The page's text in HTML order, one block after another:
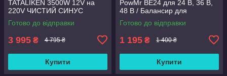
TATALIKEN 3500W 12V на
220V ЧИСТИЙ СИНУС
ІНВЕРТОР
Готово до відправки
3 995 ₴ 4 795 ₴
Купити
PowMr BE24 для 24 В, 36 В,
48 В / Балансир для
заряджання акумуляторів
Готово до відправки
1 195 ₴ 1 400 ₴
Купити